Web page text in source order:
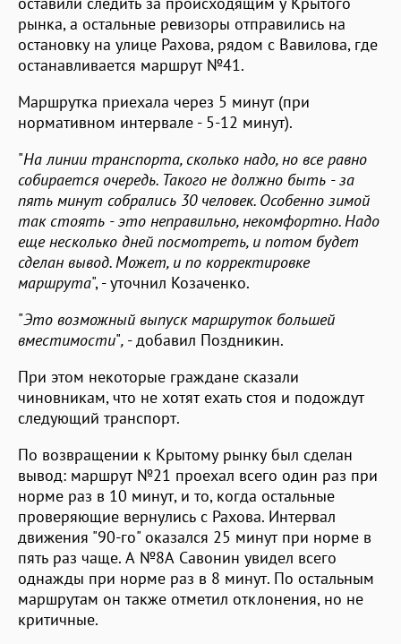
рынка, а остальные ревизоры отправились на
остановку на улице Рахова, рядом с Вавилова, где
останавливается маршрут №41.
Маршрутка приехала через 5 минут (при
нормативном интервале - 5-12 минут).
"На линии транспорта,сколько надо,но все равно
собирается очередь. Такого не должно быть - за
пять минут собрались 30 человек. Особенно зимой
так стоять -это неправильно, некомфортно. Надо
еще несколько дней посмотреть,и потом будет
сделан вывод. Может, и по корректировке
маршрута", - уточнил Козаченко.
"Это возможный выпуск маршруток большей
вместимости", - добавил Поздникин.
При этом некоторые граждане сказали
чиновникам, что не хотят ехать стоя и подождут
следующий транспорт.
По возвращении к Крытому рынку был сделан
вывод: маршрут №21 проехал всего один раз при
норме раз в 10 минут, и то, когда остальные
проверяющие вернулись с Рахова. Интервал
движения "90-го" оказался 25 минут при норме в
пять раз чаще. А №8А Савонин увидел всего
однажды при норме раз в 8 минут. По остальным
маршрутам он также отметил отклонения, но не
критичные.